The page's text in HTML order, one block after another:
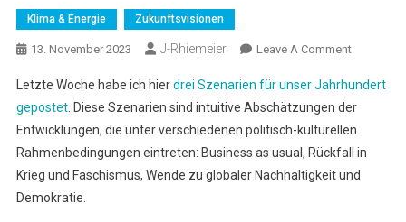
Klima & Energie Zukunftsvisionen
13. November 2023 J-Rhiemeier Leave A CommentOn
Szenarien
Für
Unser
Letzte Woche habe ich hierdrei Szenarien für unser Jahrhundert
gepostet. Diese Szenarien sind intuitive Abschätzungen der
Entwicklungen, die unter verschiedenen politisch-kulturellen
Rahmenbedingungen eintreten: Business as usual, Rückfall in
Krieg und Faschismus, Wende zu globaler Nachhaltigkeit und
Demokratie.